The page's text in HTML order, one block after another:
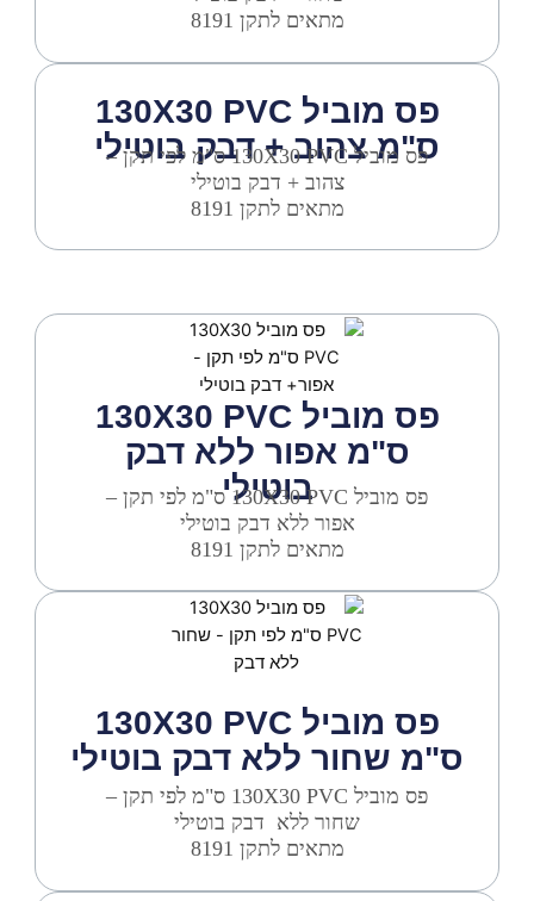
מתאים לתקן 8191
פס מוביל 130X30 PVC
ס"מ צהוב + דבק בוטילי
פס מוביל 130X30 PVC ס"מ לפי תקן –
צהוב + דבק בוטילי
מתאים לתקן 8191
פס מוביל 130X30 PVC
ס"מ אפור ללא דבק
בוטילי
פס מוביל 130X30 PVC ס"מ לפי תקן –
אפור ללא דבק בוטילי
מתאים לתקן 8191
פס מוביל 130X30 PVC
ס"מ שחור ללא דבק בוטילי
פס מוביל 130X30 PVC ס"מ לפי תקן –
שחור ללא דבק בוטילי
מתאים לתקן 8191